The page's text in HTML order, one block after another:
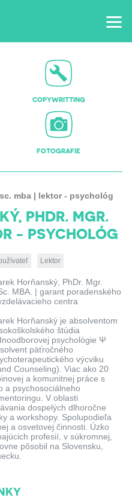
COPYWRITTING
FOTOGRAFIE
mba | lektor - psychológ
PHDR. MGR.
- PSYCHOLÓG
Lektor
Horňanský, PhDr. Mgr.
MBA. | garant poradenského
centra
Horňanský je absolventom
štúdia
psychológie Ψ
päťročného
výcviku
Counseling). Viac ako 20
a komunitnej práce s
a psychosociálneho
V oblasti
dospelých dlhoročne
a workshopy. Spolupodieľa
a osvetovej činnosti. Úzko
profesií, v súkromnej,
pôsobil na Slovensku,